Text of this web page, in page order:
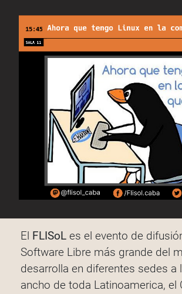
El FLISoL es el evento de
Software Libre más grande del
desarrolla en diferentes sedes a
ancho de toda Latinoamerica, el